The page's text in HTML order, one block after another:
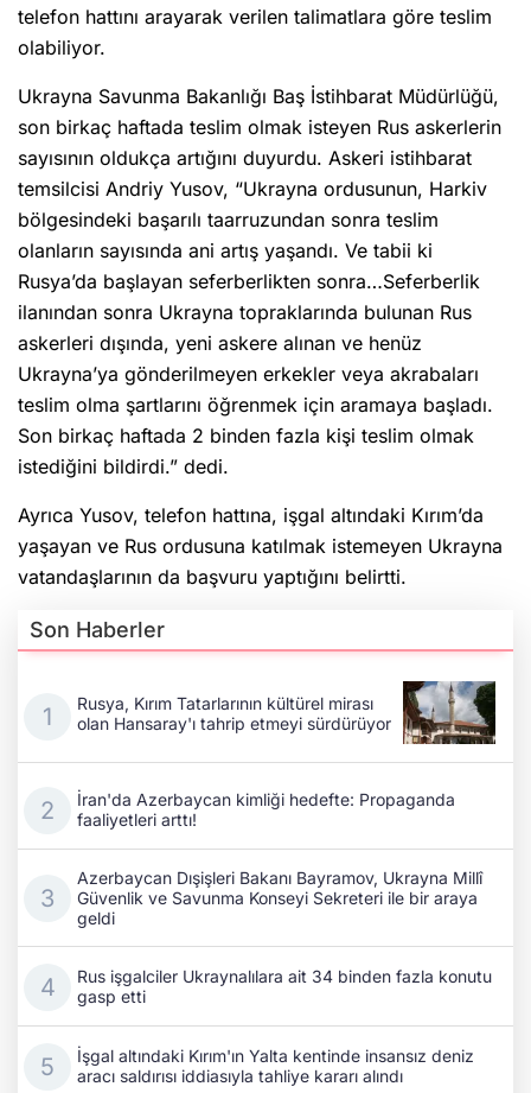
telefon hattını arayarak verilen talimatlara göre teslim
olabiliyor.
Ukrayna Savunma Bakanlığı Baş İstihbarat Müdürlüğü,
son birkaç haftada teslim olmak isteyen Rus askerlerin
sayısının oldukça artığını duyurdu. Askeri istihbarat
temsilcisi Andriy Yusov, “Ukrayna ordusunun, Harkiv
bölgesindeki başarılı taarruzundan sonra teslim
olanların sayısında ani artış yaşandı. Ve tabii ki
Rusya’da başlayan seferberlikten sonra…Seferberlik
ilanından sonra Ukrayna topraklarında bulunan Rus
askerleri dışında, yeni askere alınan ve henüz
Ukrayna’ya gönderilmeyen erkekler veya akrabaları
teslim olma şartlarını öğrenmek için aramaya başladı.
Son birkaç haftada 2 binden fazla kişi teslim olmak
istediğini bildirdi.” dedi.
Ayrıca Yusov, telefon hattına, işgal altındaki Kırım’da
yaşayan ve Rus ordusuna katılmak istemeyen Ukrayna
vatandaşlarının da başvuru yaptığını belirtti.
Son Haberler
Rusya, Kırım Tatarlarının kültürel mirası
olan Hansaray'ı tahrip etmeyi sürdürüyor
İran'da Azerbaycan kimliği hedefte: Propaganda
faaliyetleri arttı!
Azerbaycan Dışişleri Bakanı Bayramov, Ukrayna Millî
Güvenlik ve Savunma Konseyi Sekreteri ile bir araya
geldi
Rus işgalciler Ukraynalılara ait 34 binden fazla konutu
gasp etti
İşgal altındaki Kırım'ın Yalta kentinde insansız deniz
aracı saldırısı iddiasıyla tahliye kararı alındı